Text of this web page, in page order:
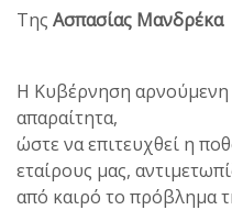
Της Ασπασίας Μανδρέκα
Η Κυβέρνηση αρνούμενη
απαραίτητα,
ώστε να επιτευχθεί η
εταίρους μας,
από καιρό το πρόβλημα